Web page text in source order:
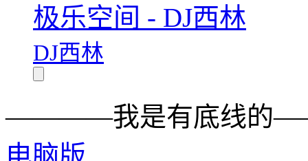
极乐空间 - DJ西林
DJ西林
————我是有底线